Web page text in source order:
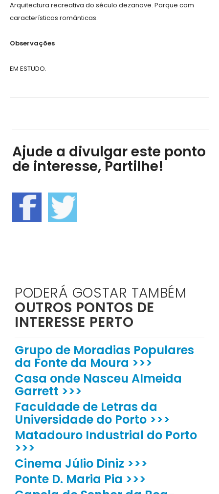
Arquitectura recreativa do século dezanove. Parque com
características românticas.
Observações
EM ESTUDO.
Ajude a divulgar este ponto
de interesse, Partilhe!
PODERÁ GOSTAR TAMBÉM
OUTROS PONTOS DE
INTERESSE PERTO
Grupo de Moradias Populares
da Fonte da Moura >>>
Casa onde Nasceu Almeida
Garrett >>>
Faculdade de Letras da
Universidade do Porto >>>
Matadouro Industrial do Porto
>>>
Cinema Júlio Diniz >>>
Ponte D. Maria Pia >>>